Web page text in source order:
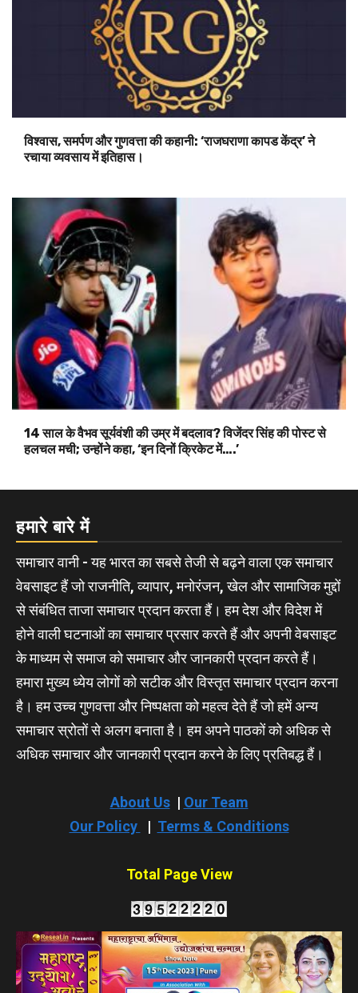
विश्वास, समर्पण और गुणवत्ता की कहानी: ‘राजघराणा कापड केंद्र’ ने
रचाया व्यवसाय में इतिहास।
14 साल के वैभव सूर्यवंशी की उम्र में बदलाव? विजेंदर सिंह की पोस्ट से
हलचल मची; उन्होंने कहा, ‘इन दिनों क्रिकेट में….’
हमारे बारे में
समाचार वानी - यह भारत का सबसे तेजी से बढ़ने वाला एक समाचार
वेबसाइट हैं जो राजनीति, व्यापार, मनोरंजन, खेल और सामाजिक मुद्दों
से संबंधित ताजा समाचार प्रदान करता हैं। हम देश और विदेश में
होने वाली घटनाओं का समाचार प्रसार करते हैं और अपनी वेबसाइट
के माध्यम से समाज को समाचार और जानकारी प्रदान करते हैं।
हमारा मुख्य ध्येय लोगों को सटीक और विस्तृत समाचार प्रदान करना
है। हम उच्च गुणवत्ता और निष्पक्षता को महत्व देते हैं जो हमें अन्य
समाचार स्रोतों से अलग बनाता है। हम अपने पाठकों को अधिक से
अधिक समाचार और जानकारी प्रदान करने के लिए प्रतिबद्ध हैं।
About Us| Our Team
Our Policy
| Terms & Conditions
Total Page View